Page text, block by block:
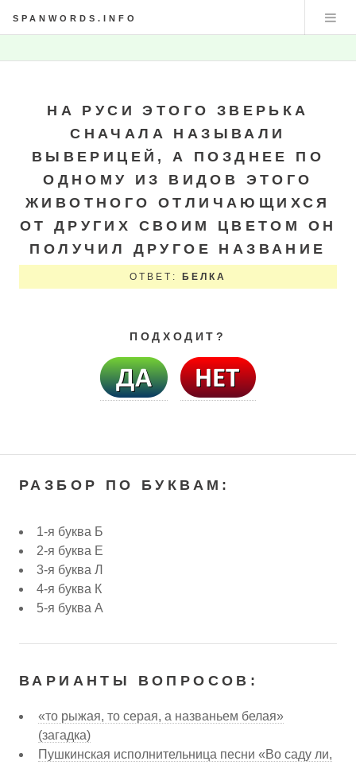
SPANWORDS.INFO
НА РУСИ ЭТОГО ЗВЕРЬКА
СНАЧАЛА НАЗЫВАЛИ
ВЫВЕРИЦЕЙ, А ПОЗДНЕЕ ПО
ОДНОМУ ИЗ ВИДОВ ЭТОГО
ЖИВОТНОГО ОТЛИЧАЮЩИХСЯ
ОТ ДРУГИХ СВОИМ ЦВЕТОМ ОН
ПОЛУЧИЛ ДРУГОЕ НАЗВАНИЕ
ОТВЕТ: БЕЛКА
ПОДХОДИТ?
РАЗБОР ПО БУКВАМ:
1-я буква Б
2-я буква Е
3-я буква Л
4-я буква К
5-я буква А
ВАРИАНТЫ ВОПРОСОВ:
«то рыжая, то серая, а названьем белая»
(загадка)
Пушкинская исполнительница песни «Во саду ли,